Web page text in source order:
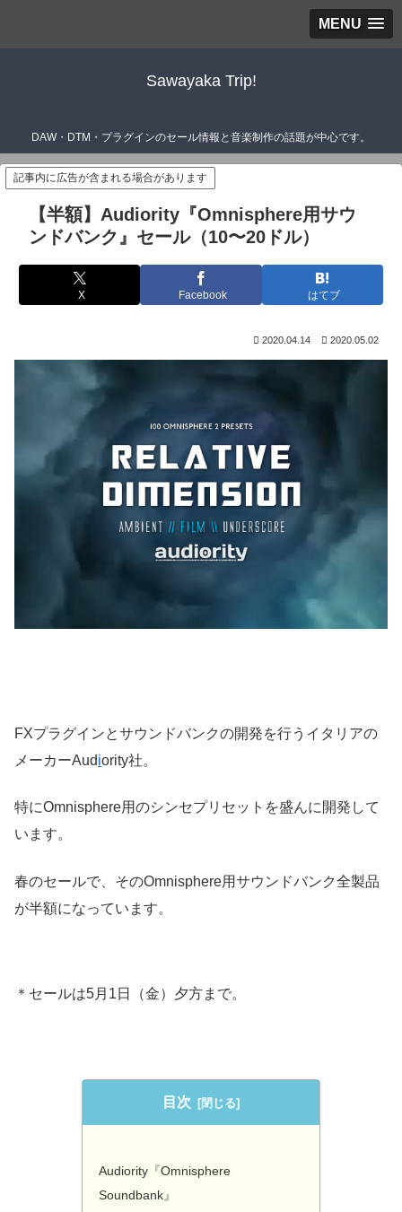
MENU
Sawayaka Trip!
DAW・DTM・プラグインのセール情報と音楽制作の話題が中心です。
記事内に広告が含まれる場合があります
【半額】Audiority『Omnisphere用サウ
ンドバンク』セール（10〜20ドル）
X Facebook はてブ
2020.04.14 2020.05.02
FXプラグインとサウンドバンクの開発を行うイタリアの
メーカーAudiority社。
特にOmnisphere用のシンセプリセットを盛んに開発して
います。
春のセールで、そのOmnisphere用サウンドバンク全製品
が半額になっています。
＊セールは5月1日（金）夕方まで。
目次
Audiority『Omnisphere
Soundbank』